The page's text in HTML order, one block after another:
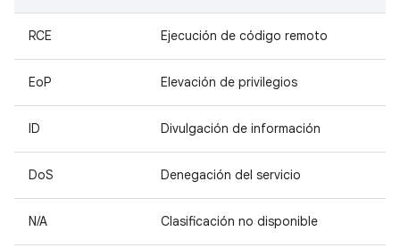
RCE Ejecución de código remoto
EoP Elevación de privilegios
ID Divulgación de información
DoS Denegación del servicio
N/A Clasificación no disponible